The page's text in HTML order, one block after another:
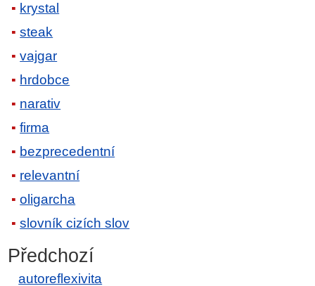
krystal
steak
vajgar
hrdobce
narativ
firma
bezprecedentní
relevantní
oligarcha
slovník cizích slov
Předchozí
autoreflexivita